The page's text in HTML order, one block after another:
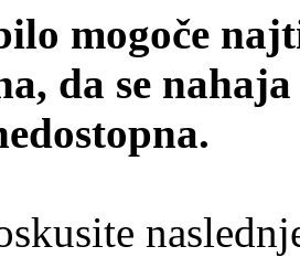
mogoče
da se